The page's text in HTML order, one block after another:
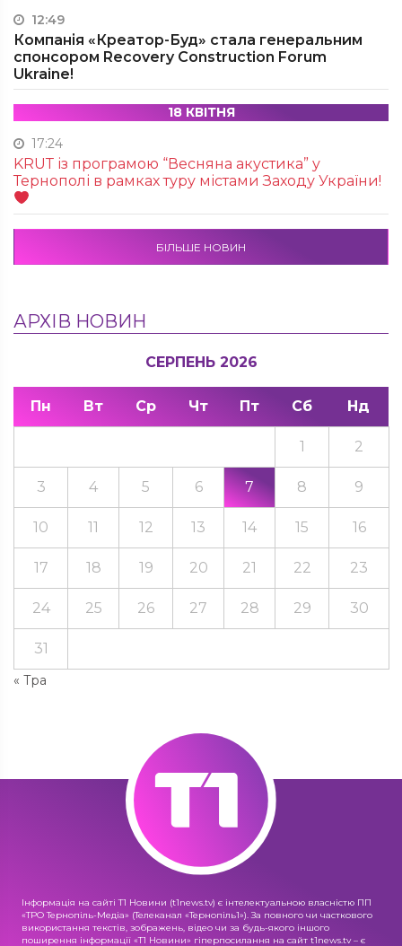
12:49
Компанія «Креатор-Буд» стала генеральним
спонсором Recovery Construction Forum
Ukraine!
18 КВІТНЯ
17:24
KRUТ із програмою “Весняна акустика” у
Тернополі в рамках туру містами Заходу України!
БІЛЬШЕ НОВИН
АРХІВ НОВИН
СЕРПЕНЬ 2026
Пн Вт Ср Чт Пт Сб Нд
« Тра
1 2
3 4 5 6 7 8 9
10 11 12 13 14 15 16
17 18 19 20 21 22 23
24 25 26 27 28 29 30
31
Інформація на сайті Т1 Новини (t1news.tv) є інтелектуальною власністю ПП
«ТРО Тернопіль-Медіа» (Телеканал «Тернопіль1»). За повного чи часткового
використання текстів, зображень, відео чи за будь-якого іншого
поширення інформації «Т1 Новини» гіперпосилання на сайт t1news.tv – є